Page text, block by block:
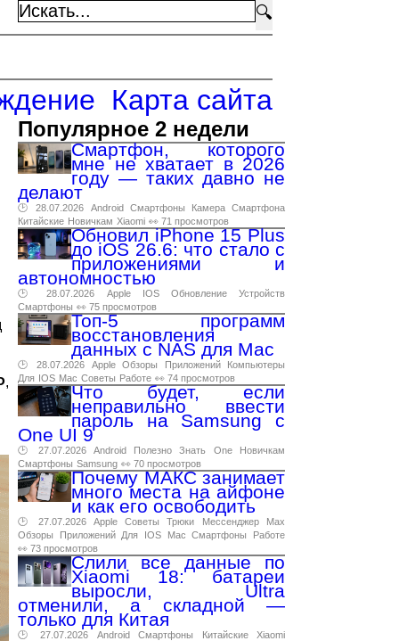
🔍
Карта сайта
,
Популярное 2 недели
Смартфон, которого
мне не хватает в 2026
году — таких давно не
делают
🕑 28.07.2026 Android Смартфоны Камера Смартфона
Китайские Новичкам Xiaomi 👀 71 просмотров
Обновил iPhone 15 Plus
до iOS 26.6: что стало с
приложениями и
автономностью
🕑 28.07.2026 Apple IOS Обновление
Устройств
Смартфоны 👀 75 просмотров
Топ-5 программ
восстановления
данных с NAS для Mac
🕑 28.07.2026 Apple Обзоры Приложений
Компьютеры
Для IOS Mac Советы Работе 👀 74 просмотров
Что будет, если
неправильно ввести
пароль на Samsung с
One UI 9
🕑 27.07.2026 Android Полезно Знать One
Новичкам
Смартфоны Samsung 👀 70 просмотров
Почему МАКС занимает
много места на айфоне
и как его освободить
🕑 27.07.2026 Apple Советы Трюки Мессенджер
Max
Обзоры
Приложений Для IOS Mac Смартфоны
Работе
👀 73 просмотров
Слили все данные по
Xiaomi 18: батареи
выросли, Ultra
отменили, а складной —
только для Китая
🕑 27.07.2026 Android Смартфоны Китайские
Xiaomi